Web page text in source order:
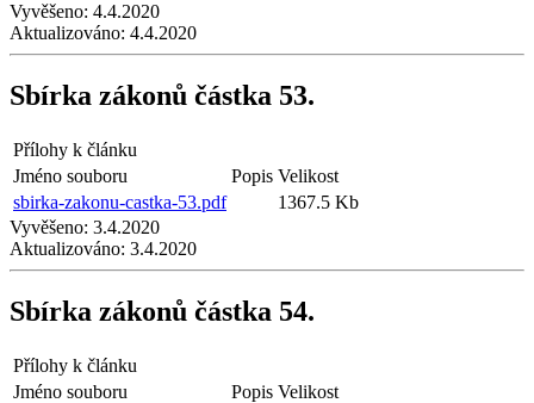
Vyvěšeno: 4.4.2020
Aktualizováno: 4.4.2020
Sbírka zákonů částka 53.
Přílohy k článku
Jméno souboru
Popis Velikost
sbirka-zakonu-castka-53.pdf
1367.5 Kb
Vyvěšeno: 3.4.2020
Aktualizováno: 3.4.2020
Sbírka zákonů částka 54.
Přílohy k článku
Jméno souboru
Popis Velikost